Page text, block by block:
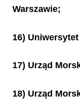
Warszawie;
16)
17) Urząd
18) Urząd